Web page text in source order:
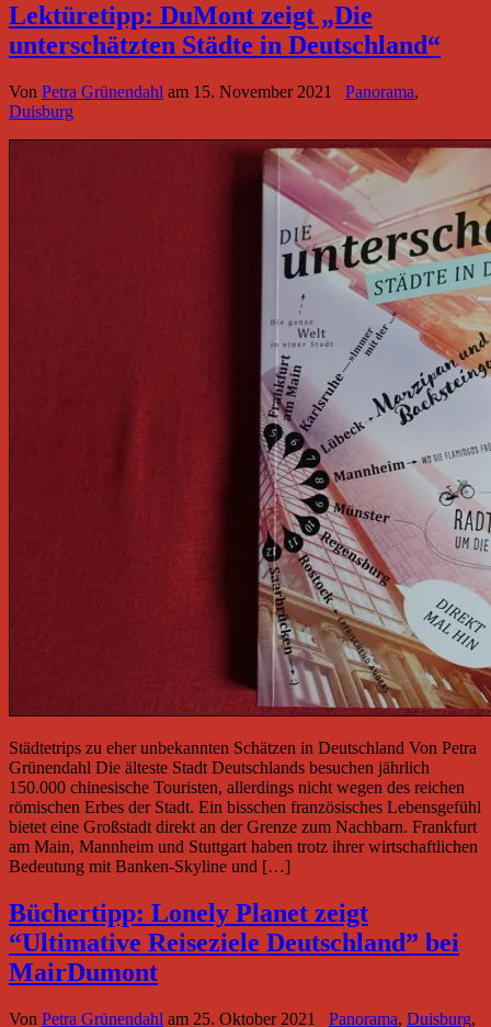
Lektüretipp: DuMont zeigt „Die
unterschätzten Städte in Deutschland“
Von Petra Grünendahl am 15. November 2021 Panorama,
Duisburg
Städtetrips zu eher unbekannten Schätzen in Deutschland Von Petra
Grünendahl Die älteste Stadt Deutschlands besuchen jährlich
150.000 chinesische Touristen, allerdings nicht wegen des reichen
römischen Erbes der Stadt. Ein bisschen französisches Lebensgefühl
bietet eine Großstadt direkt an der Grenze zum Nachbarn. Frankfurt
am Main, Mannheim und Stuttgart haben trotz ihrer wirtschaftlichen
Bedeutung mit Banken-Skyline und […]
Büchertipp: Lonely Planet zeigt
“Ultimative Reiseziele Deutschland” bei
MairDumont
Von Petra Grünendahl am 25. Oktober 2021 Panorama, Duisburg,